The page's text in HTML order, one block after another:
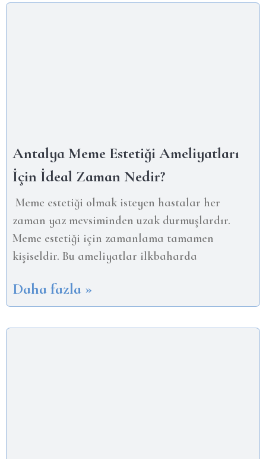
Antalya Meme Estetiği Ameliyatları
İçin İdeal Zaman Nedir?
Meme estetiği olmak isteyen hastalar her
zaman yaz mevsiminden uzak durmuşlardır.
Meme estetiği için zamanlama tamamen
kişiseldir. Bu ameliyatlar ilkbaharda
Daha fazla »